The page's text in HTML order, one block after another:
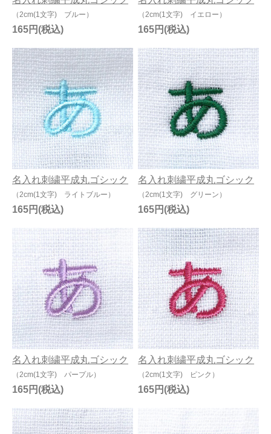
（2cm(1文字) ブルー）
165円
（2cm(1文字) イエロー）
165円
名入れ刺繍平成丸ゴシック
（2cm(1文字) ライトブルー）
165円
名入れ刺繍平成丸ゴシック
（2cm(1文字) グリーン）
165円
名入れ刺繍平成丸ゴシック
（2cm(1文字) パープル）
165円
名入れ刺繍平成丸ゴシック
（2cm(1文字) ピンク）
165円